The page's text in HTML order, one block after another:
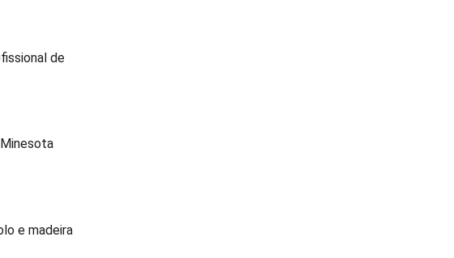
de
e madeira